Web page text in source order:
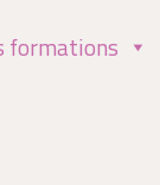
formations